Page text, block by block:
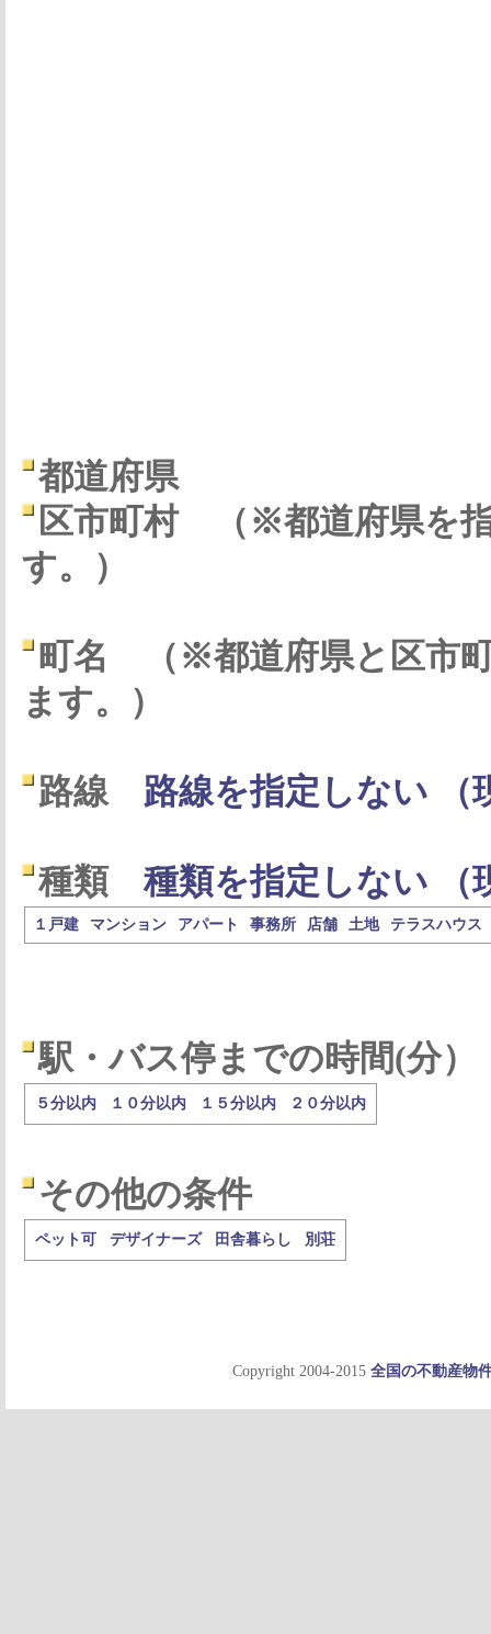
都道府県
区市町村
（※都道府県を
す。）
町名
（※都道府県と区市
ます。）
路線 路線を指定しない （
種類 種類を指定しない （
１戸建 マンション アパート 事務所 店舗 土地 テラスハウス
駅・バス停までの時間(分）
５分以内 １０分以内 １５分以内 ２０分以内
その他の条件
ペット可 デザイナーズ 田舎暮らし 別荘
Copyright 2004-2015 全国の不動産物